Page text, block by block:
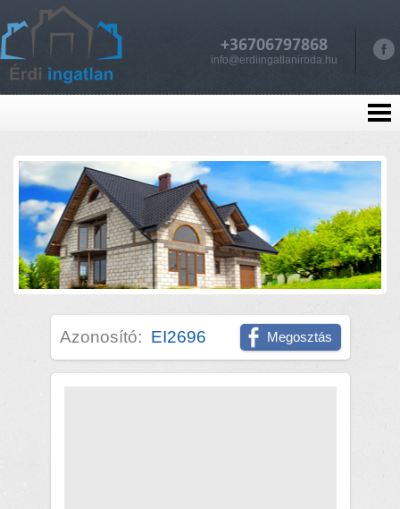
+36706797868
info@erdiingatlaniroda.hu
Azonosító: EI2696 Megosztás